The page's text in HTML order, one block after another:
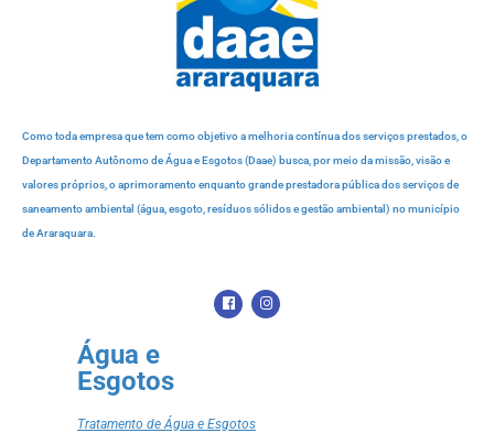
Como toda empresa que tem como objetivo a melhoria contínua dos serviços prestados, o
Departamento Autônomo de Água e Esgotos (Daae) busca, por meio da missão, visão e
valores próprios, o aprimoramento enquanto grande prestadora pública dos serviços de
saneamento ambiental (água, esgoto, resíduos sólidos e gestão ambiental) no município
de Araraquara.
Água e
Esgotos
Tratamento de Água e Esgotos